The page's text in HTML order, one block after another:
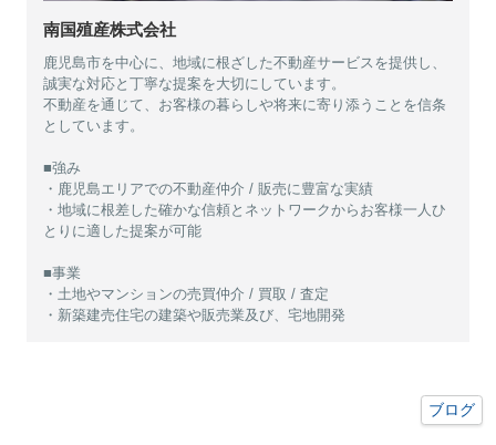
南国殖産株式会社
鹿児島市を中心に、地域に根ざした不動産サービスを提供し、
誠実な対応と丁寧な提案を大切にしています。
不動産を通じて、お客様の暮らしや将来に寄り添うことを信条
としています。
■強み
・鹿児島エリアでの不動産仲介 / 販売に豊富な実績
・地域に根差した確かな信頼とネットワークからお客様一人ひ
とりに適した提案が可能
■事業
・土地やマンションの売買仲介 / 買取 / 査定
・新築建売住宅の建築や販売業及び、宅地開発
ブログ